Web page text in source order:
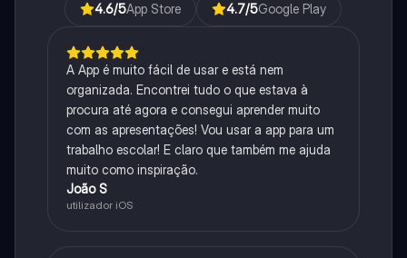
4.6/5App Store 4.7/5Google Play
A App é muito fácil de usar e está nem
organizada. Encontrei tudo o que estava à
procura até agora e consegui aprender muito
com as apresentações! Vou usar a app para um
trabalho escolar! E claro que também me ajuda
muito como inspiração.
João S
utilizador iOS